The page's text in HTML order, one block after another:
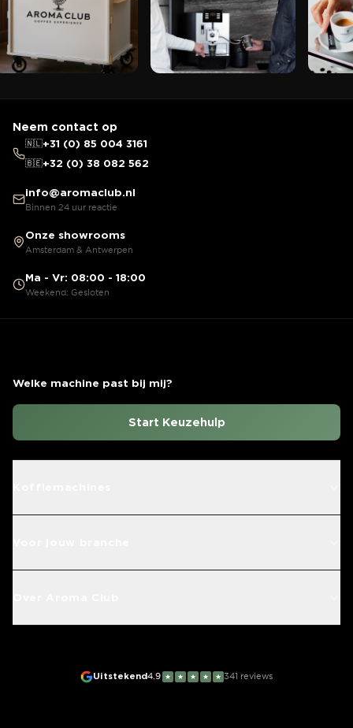
Neem contact op
🇳🇱+31 (0) 85 004 3161
🇧🇪+32 (0) 38 082 562
info@aromaclub.nl
Binnen 24 uur reactie
Onze showrooms
Amsterdam & Antwerpen
Ma - Vr: 08:00 - 18:00
Weekend: Gesloten
Welke machine past bij mij?
Start Keuzehulp
Uitstekend4.9 ★ ★ ★ ★ ★ 341 reviews